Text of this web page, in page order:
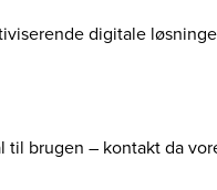
digitale
til brugen – kontakt da